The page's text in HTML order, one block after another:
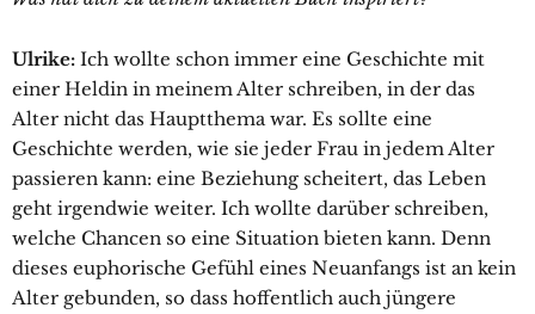
Ulrike: Ich wollte schon immer eine Geschichte mit
einer Heldin in meinem Alter schreiben, in der das
Alter nicht das Hauptthema war. Es sollte eine
Geschichte werden, wie sie jeder Frau in jedem Alter
passieren kann: eine Beziehung scheitert, das Leben
geht irgendwie weiter. Ich wollte darüber schreiben,
welche Chancen so eine Situation bieten kann. Denn
dieses euphorische Gefühl eines Neuanfangs ist an kein
Alter gebunden, so dass hoffentlich auch jüngere